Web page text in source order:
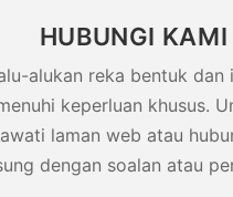
HUBUNGI KAMI
alukan reka bentuk dan
keperluan khusus.
laman web atau
dengan soalan atau